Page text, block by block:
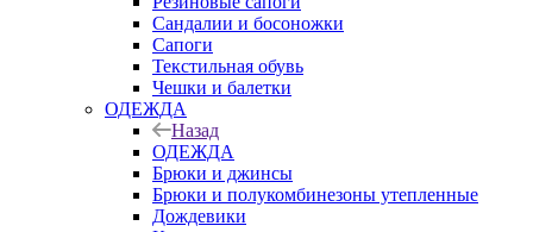
Сандалии и босоножки
Сапоги
Текстильная обувь
Чешки и балетки
ОДЕЖДА
Назад
ОДЕЖДА
Брюки и джинсы
Брюки и полукомбинезоны утепленные
Дождевики